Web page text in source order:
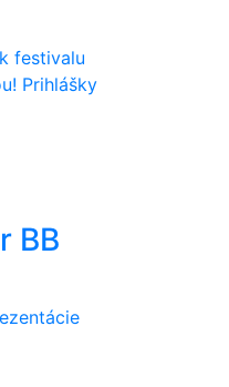
festivalu
Prihlášky
BB